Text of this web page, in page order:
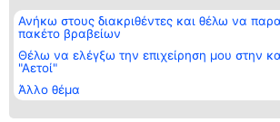
Ανήκω στους διακριθέντες και θέλω να
πακέτο βραβείων
Θέλω να ελέγξω την επιχείρηση μου στην
"Αετοί"
Άλλο θέμα
Διοργανωτής της
κατάταξης
BEAUTIFUL COMPANY
ΤΗΛ. ΕΠΙΚΟΙΝΩΝΙΑΣ:
2104128019
email:
aetoi@beautifulcompany.co
Κατάταξη
Διακριθέντες
των
διακριθέντων
προϋποθέσεις